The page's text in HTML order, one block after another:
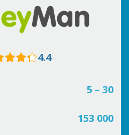
4.4
5 – 30
153 000